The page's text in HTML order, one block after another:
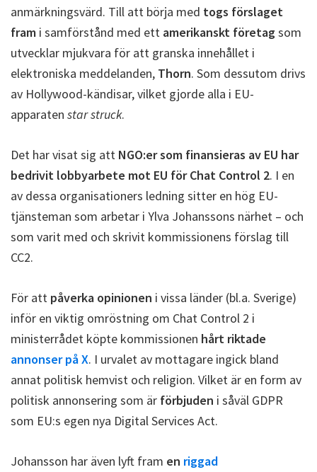
anmärkningsvärd. Till att börja med togs förslaget
fram i samförstånd med ett amerikanskt företagsom
utvecklar mjukvara för att granska innehållet i
elektroniska meddelanden, Thorn. Som dessutom drivs
av Hollywood-kändisar, vilket gjorde alla i EU-
apparaten star struck.
Det har visat sig att NGO:er som finansieras av EU har
bedrivit lobbyarbete mot EU för Chat Control 2. I en
av dessa organisationers ledning sitter en hög EU-
tjänsteman som arbetar i Ylva Johanssons närhet – och
som varit med och skrivit kommissionens förslag till
CC2.
För att påverka opinionen i vissa länder (bl.a. Sverige)
inför en viktig omröstning om Chat Control 2 i
ministerrådet köpte kommissionen hårt riktade
annonser på X. I urvalet av mottagare ingick bland
annat politisk hemvist och religion. Vilket är en form av
politisk annonsering som är förbjuden i såväl GDPR
som EU:s egen nya Digital Services Act.
Johansson har även lyft fram en riggad